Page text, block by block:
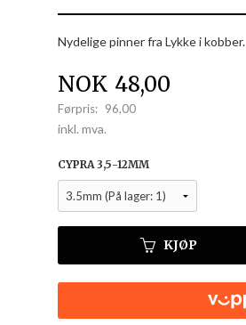
Nydelige pinner fra Lykke i kobber.
Tilbud
NOK 48,00
Førpris: 96,00
Rabatt
inkl. mva.
CYPRA 3,5-12MM
KJØP